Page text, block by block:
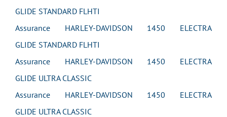
GLIDE STANDARD FLHTI
Assurance HARLEY-DAVIDSON 1450 ELECTRA
GLIDE STANDARD FLHTI
Assurance HARLEY-DAVIDSON 1450 ELECTRA
GLIDE ULTRA CLASSIC
Assurance HARLEY-DAVIDSON 1450 ELECTRA
GLIDE ULTRA CLASSIC